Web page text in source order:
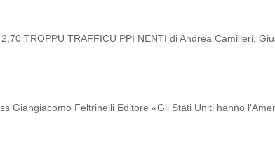
TROPPU TRAFFICU PPI NENTI di Andrea Camilleri,
Giangiacomo Feltrinelli Editore «Gli Stati Uniti hanno